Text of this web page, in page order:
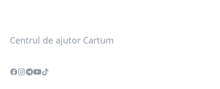
Centrul de ajutor Cartum